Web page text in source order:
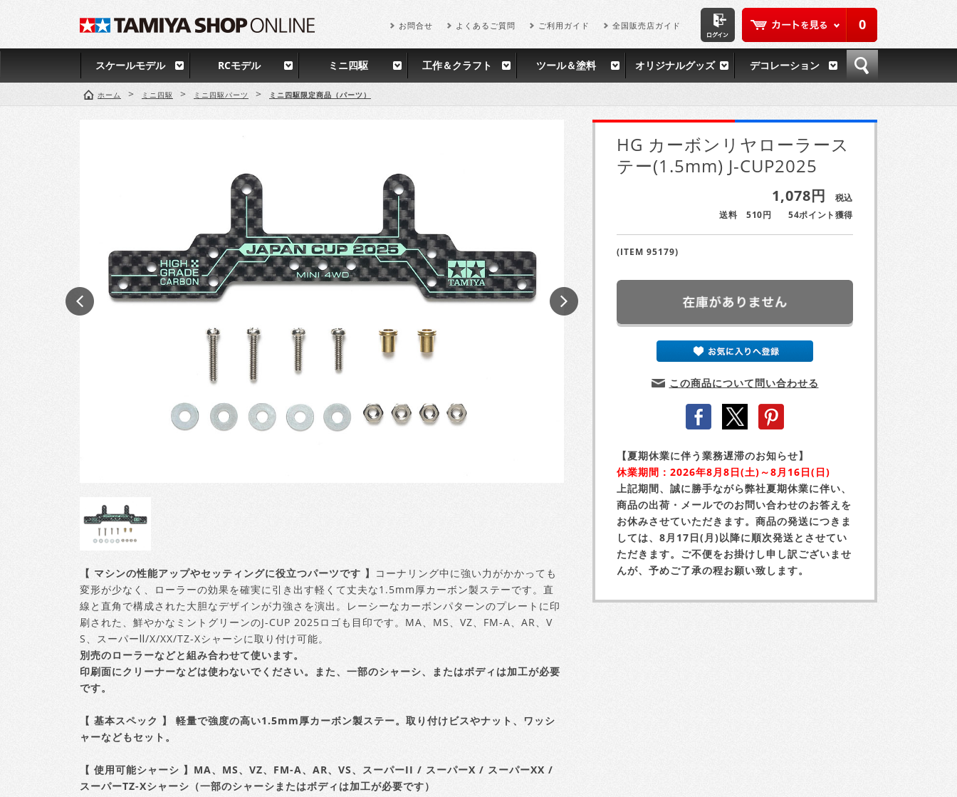
0
お問合せ よくあるご質問 ご利用ガイド 全国販売店ガイド
スケールモデル RCモデル ミニ四駆 工作＆クラフト ツール＆塗料 オリジナルグッズ デコレーション
ホーム > ミニ四駆 > ミニ四駆パーツ > ミニ四駆限定商品（パーツ）
【 マシンの性能アップやセッティングに役立つパーツです 】 コーナリング中に強い力がかかっても
変形が少なく、ローラーの効果を確実に引き出す軽くて丈夫な1.5mm厚カーボン製ステーです。直
線と直角で構成された大胆なデザインが力強さを演出。レーシーなカーボンパターンのプレートに印
刷された、鮮やかなミントグリーンのJ-CUP 2025ロゴも目印です。MA、MS、VZ、FM-A、AR、V
S、スーパーⅡ/X/XX/TZ-Xシャーシに取り付け可能。
別売のローラーなどと組み合わせて使います。
印刷面にクリーナーなどは使わないでください。また、一部のシャーシ、またはボディは加工が必要
です。
【 基本スペック 】
軽量で強度の高い1.5mm厚カーボン製ステー。取り付けビスやナット、ワッシ
ャーなどもセット。
【 使用可能シャーシ 】 MA、MS、VZ、FM-A、AR、VS、スーパーII / スーパーX / スーパーXX /
スーパーTZ-Xシャーシ（一部のシャーシまたはボディは加工が必要です）
HG カーボンリヤローラース
テー(1.5mm) J-CUP2025
1,078円
税込
送料 510円
54ポイント獲得
(ITEM 95179)
この商品について問い合わせる
【夏期休業に伴う業務遅滞のお知らせ】
休業期間：2026年8月8日(土)～8月16日(日)
上記期間、誠に勝手ながら弊社夏期休業に伴い、
商品の出荷・メールでのお問い合わせのお答えを
お休みさせていただきます。商品の発送につきま
しては、8月17日(月)以降に順次発送とさせてい
ただきます。ご不便をお掛けし申し訳ございませ
んが、予めご了承の程お願い致します。